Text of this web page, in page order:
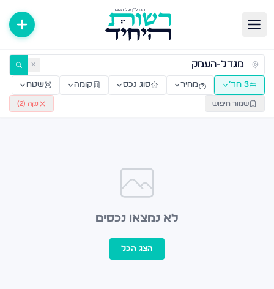
דירות למכירה ולהשכרה — רשות היחיד ✕
3 חד׳ מחיר סוג נכס קומה שטח
שמור חיפוש נקה (2
)
לא נמצאו נכסים
הצג הכל